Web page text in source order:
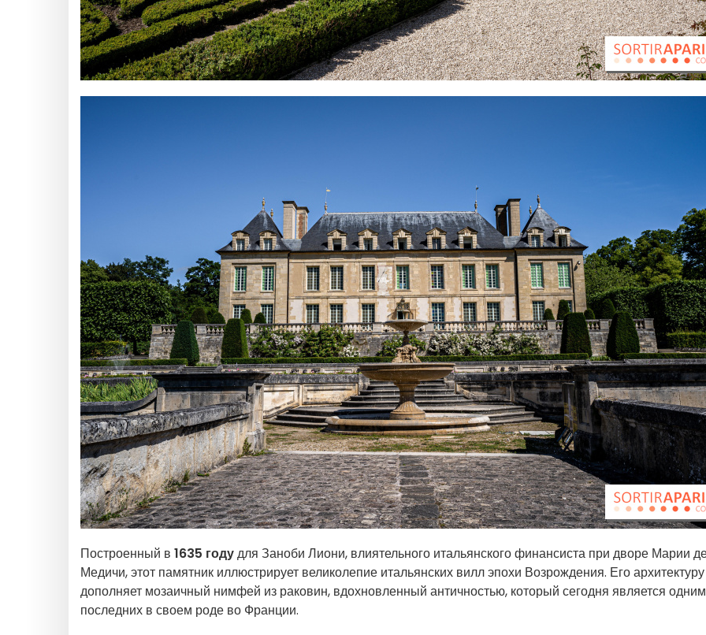
Построенный в 1635 годудля Заноби Лиони, влиятельного итальянского финансиста при дворе Марии
Медичи, этот памятник иллюстрирует великолепие итальянских вилл эпохи Возрождения. Его архитектуру
дополняет мозаичный нимфей из раковин, вдохновленный античностью, который сегодня является
последних в своем роде во Франции.